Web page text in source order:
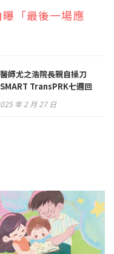
「最後一場應
師尤之浩院長親自操刀
TransPRK七週回
年 2 月 27 日